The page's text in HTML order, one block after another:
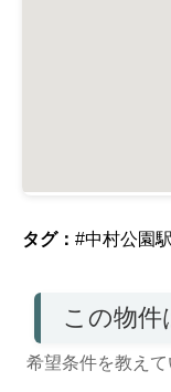
タグ： #中村公園駅
この物件
希望条件を教え